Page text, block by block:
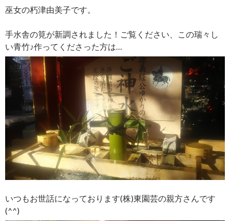
巫女の朽津由美子です。
手水舎の筧が新調されました！ご覧ください、この瑞々し
い青竹♪作ってくださった方は…
いつもお世話になっております(株)東園芸の親方さんです
(^^)